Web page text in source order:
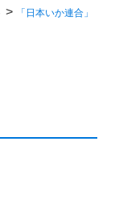
>
「日本いか連合」